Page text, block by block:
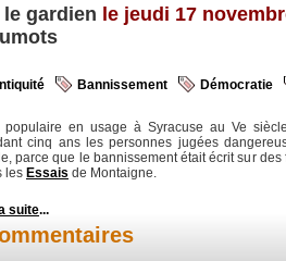
le gardien le jeudi 17
Bannissement Démocratie
populaire en usage à Syracuse au Ve
cinq ans les personnes jugées
parce que le bannissement était écrit sur
les Essais de Montaigne.
suite...